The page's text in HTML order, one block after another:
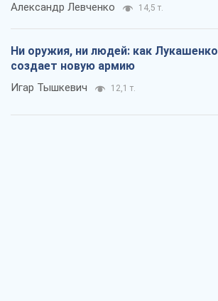
Александр Левченко 14,5 т.
Ни оружия, ни людей: как Лукашенко
создает новую армию
Игар Тышкевич 12,1 т.